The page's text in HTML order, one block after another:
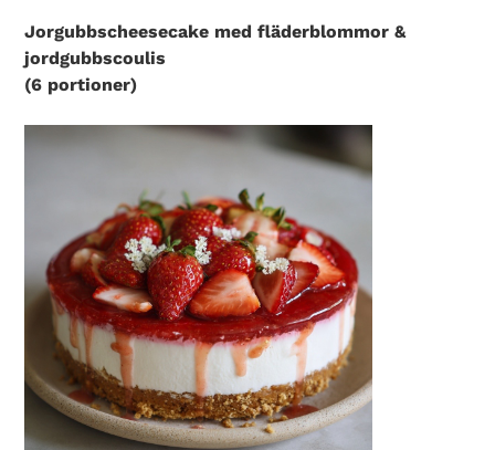
Jorgubbscheesecake med fläderblommor &
jordgubbscoulis
(6 portioner)